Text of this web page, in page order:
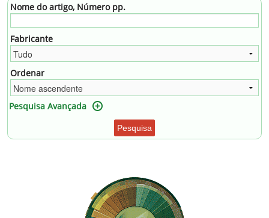
Nome do artigo, Número pp.
Fabricante
Ordenar
Pesquisa Avançada
Pesquisa